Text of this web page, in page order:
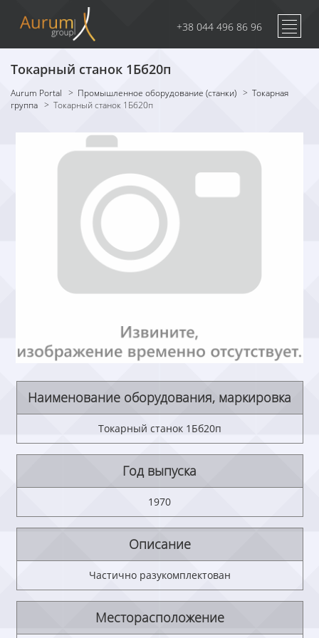
+38 044 496 86 96
Токарный станок 1Бб20п
Aurum Portal > Промышленное оборудование (станки) > Токарная
группа > Токарный станок 1Бб20п
Наименование оборудования, маркировка
Токарный станок 1Бб20п
Год выпуска
1970
Описание
Частично разукомплектован
Месторасположение